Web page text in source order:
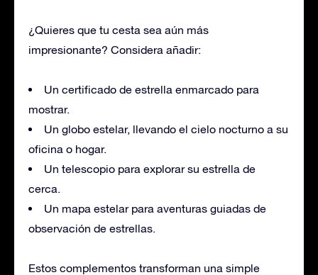
¿Quieres que tu cesta sea aún más
impresionante? Considera añadir:
Un certificado de estrella enmarcado para
mostrar.
Un globo estelar, llevando el cielo nocturno a su
oficina o hogar.
Un telescopio para explorar su estrella de
cerca.
Un mapa estelar para aventuras guiadas de
observación de estrellas.
Estos complementos transforman una simple